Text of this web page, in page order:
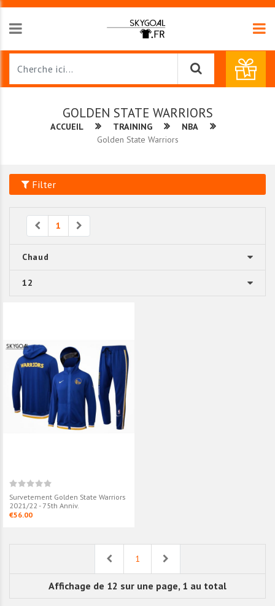
GOLDEN STATE WARRIORS
ACCUEIL TRAINING
NBA
Golden State Warriors
Filter
Previous
1
Survetement Golden State Warriors
2021/22 - 75th Anniv.
€56.00
Previous1
Affichage de 12 sur une page, 1 au total